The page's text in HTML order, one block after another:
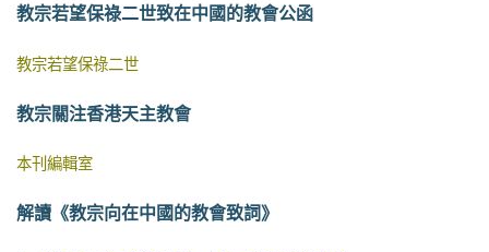
教宗若望保祿二世致在中國的教會公函
教宗若望保祿二世
教宗關注香港天主教會
本刊編輯室
解讀《教宗向在中國的教會致詞》